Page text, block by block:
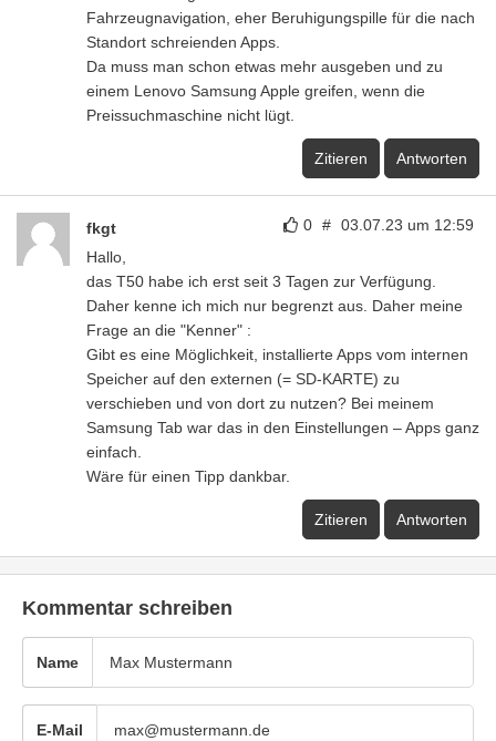
Fahrzeugnavigation, eher Beruhigungspille für die nach
Standort schreienden Apps.
Da muss man schon etwas mehr ausgeben und zu
einem Lenovo Samsung Apple greifen, wenn die
Preissuchmaschine nicht lügt.
Zitieren Antworten
0 # 03.07.23 um 12:59
fkgt
Hallo,
das T50 habe ich erst seit 3 Tagen zur Verfügung.
Daher kenne ich mich nur begrenzt aus. Daher meine
Frage an die "Kenner" :
Gibt es eine Möglichkeit, installierte Apps vom internen
Speicher auf den externen (= SD-KARTE) zu
verschieben und von dort zu nutzen? Bei meinem
Samsung Tab war das in den Einstellungen – Apps ganz
einfach.
Wäre für einen Tipp dankbar.
Zitieren Antworten
Kommentar schreiben
Name
E-Mail